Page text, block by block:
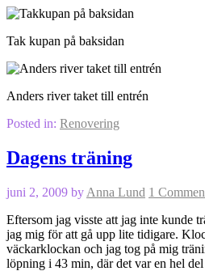
Tak kupan på baksidan
Anders river taket till entrén
Posted in: Renovering
Dagens träning
juni 2, 2009 by Anna Lund 1
Eftersom jag visste att jag inte kunde
jag mig för att gå upp lite tidigare.
väckarklockan och jag tog på mig
löpning i 43 min, där det var en hel